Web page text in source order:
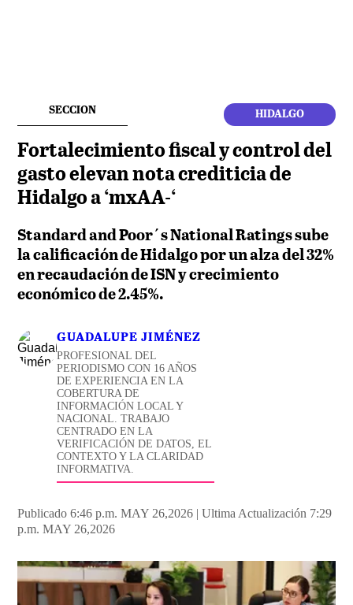
SECCION HIDALGO
Fortalecimiento fiscal y control del
gasto elevan nota crediticia de
Hidalgo a ‘mxAA-‘
Standard and Poor´s National Ratings sube
la calificación de Hidalgo por un alza del 32%
en recaudación de ISN y crecimiento
económico de 2.45%.
GUADALUPE JIMÉNEZ
PROFESIONAL DEL
PERIODISMO CON 16 AÑOS
DE EXPERIENCIA EN LA
COBERTURA DE
INFORMACIÓN LOCAL Y
NACIONAL. TRABAJO
CENTRADO EN LA
VERIFICACIÓN DE DATOS, EL
CONTEXTO Y LA CLARIDAD
INFORMATIVA.
Publicado 6:46 p.m. MAY 26,2026 | Ultima Actualización 7:29
p.m. MAY 26,2026